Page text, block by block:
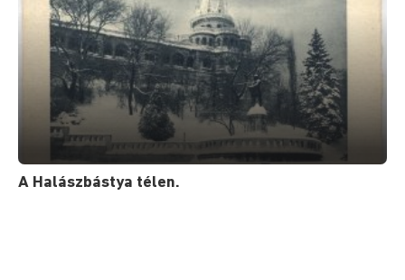
A Halászbástya télen.